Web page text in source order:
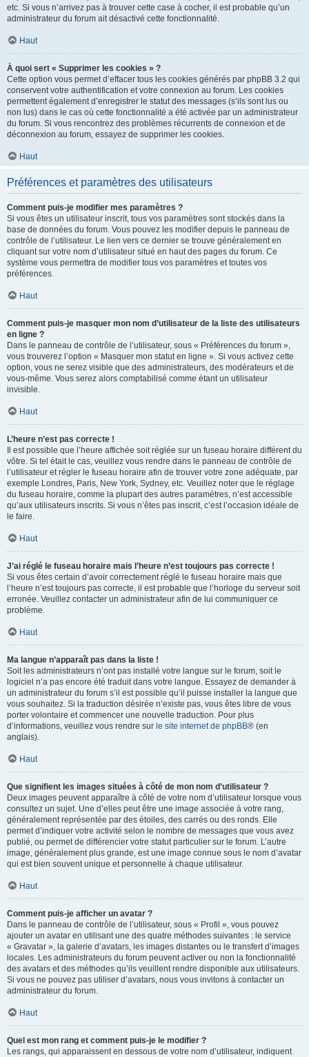
etc. Si vous n’arrivez pas à trouver cette case à cocher, il est probable qu’un
administrateur du forum ait désactivé cette fonctionnalité.
Haut
À quoi sert « Supprimer les cookies » ?
Cette option vous permet d’effacer tous les cookies générés par phpBB 3.2 qui
conservent votre authentification et votre connexion au forum. Les cookies
permettent également d’enregistrer le statut des messages (s’ils sont lus ou
non lus) dans le cas où cette fonctionnalité a été activée par un administrateur
du forum. Si vous rencontrez des problèmes récurrents de connexion et de
déconnexion au forum, essayez de supprimer les cookies.
Haut
Préférences et paramètres des utilisateurs
Comment puis-je modifier mes paramètres ?
Si vous êtes un utilisateur inscrit, tous vos paramètres sont stockés dans la
base de données du forum. Vous pouvez les modifier depuis le panneau de
contrôle de l’utilisateur. Le lien vers ce dernier se trouve généralement en
cliquant sur votre nom d’utilisateur situé en haut des pages du forum. Ce
système vous permettra de modifier tous vos paramètres et toutes vos
préférences.
Haut
Comment puis-je masquer mon nom d’utilisateur de la liste des utilisateurs
en ligne ?
Dans le panneau de contrôle de l’utilisateur, sous « Préférences du forum »,
vous trouverez l’option « Masquer mon statut en ligne ». Si vous activez cette
option, vous ne serez visible que des administrateurs, des modérateurs et de
vous-même. Vous serez alors comptabilisé comme étant un utilisateur
invisible.
Haut
L’heure n’est pas correcte !
Il est possible que l’heure affichée soit réglée sur un fuseau horaire différent du
vôtre. Si tel était le cas, veuillez vous rendre dans le panneau de contrôle de
l’utilisateur et régler le fuseau horaire afin de trouver votre zone adéquate, par
exemple Londres, Paris, New York, Sydney, etc. Veuillez noter que le réglage
du fuseau horaire, comme la plupart des autres paramètres, n’est accessible
qu’aux utilisateurs inscrits. Si vous n’êtes pas inscrit, c’est l’occasion idéale de
le faire.
Haut
J’ai réglé le fuseau horaire mais l’heure n’est toujours pas correcte !
Si vous êtes certain d’avoir correctement réglé le fuseau horaire mais que
l’heure n’est toujours pas correcte, il est probable que l’horloge du serveur soit
erronée. Veuillez contacter un administrateur afin de lui communiquer ce
problème.
Haut
Ma langue n’apparaît pas dans la liste !
Soit les administrateurs n’ont pas installé votre langue sur le forum, soit le
logiciel n’a pas encore été traduit dans votre langue. Essayez de demander à
un administrateur du forum s’il est possible qu’il puisse installer la langue que
vous souhaitez. Si la traduction désirée n’existe pas, vous êtes libre de vous
porter volontaire et commencer une nouvelle traduction. Pour plus
d’informations, veuillez vous rendre sur le site internet de phpBB® (en
anglais).
Haut
Que signifient les images situées à côté de mon nom d’utilisateur ?
Deux images peuvent apparaître à côté de votre nom d’utilisateur lorsque vous
consultez un sujet. Une d’elles peut être une image associée à votre rang,
généralement représentée par des étoiles, des carrés ou des ronds. Elle
permet d’indiquer votre activité selon le nombre de messages que vous avez
publié, ou permet de différencier votre statut particulier sur le forum. L’autre
image, généralement plus grande, est une image connue sous le nom d’avatar
qui est bien souvent unique et personnelle à chaque utilisateur.
Haut
Comment puis-je afficher un avatar ?
Dans le panneau de contrôle de l’utilisateur, sous « Profil », vous pouvez
ajouter un avatar en utilisant une des quatre méthodes suivantes : le service
« Gravatar », la galerie d’avatars, les images distantes ou le transfert d’images
locales. Les administrateurs du forum peuvent activer ou non la fonctionnalité
des avatars et des méthodes qu’ils veuillent rendre disponible aux utilisateurs.
Si vous ne pouvez pas utiliser d’avatars, nous vous invitons à contacter un
administrateur du forum.
Haut
Quel est mon rang et comment puis-je le modifier ?
Les rangs, qui apparaissent en dessous de votre nom d’utilisateur, indiquent